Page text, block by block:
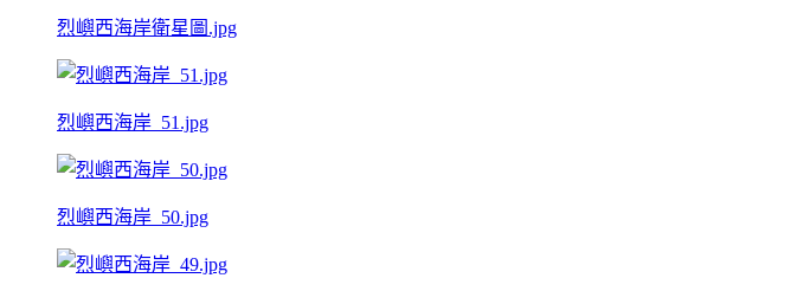
烈嶼西海岸衛星圖.jpg
烈嶼西海岸_51.jpg
烈嶼西海岸_50.jpg